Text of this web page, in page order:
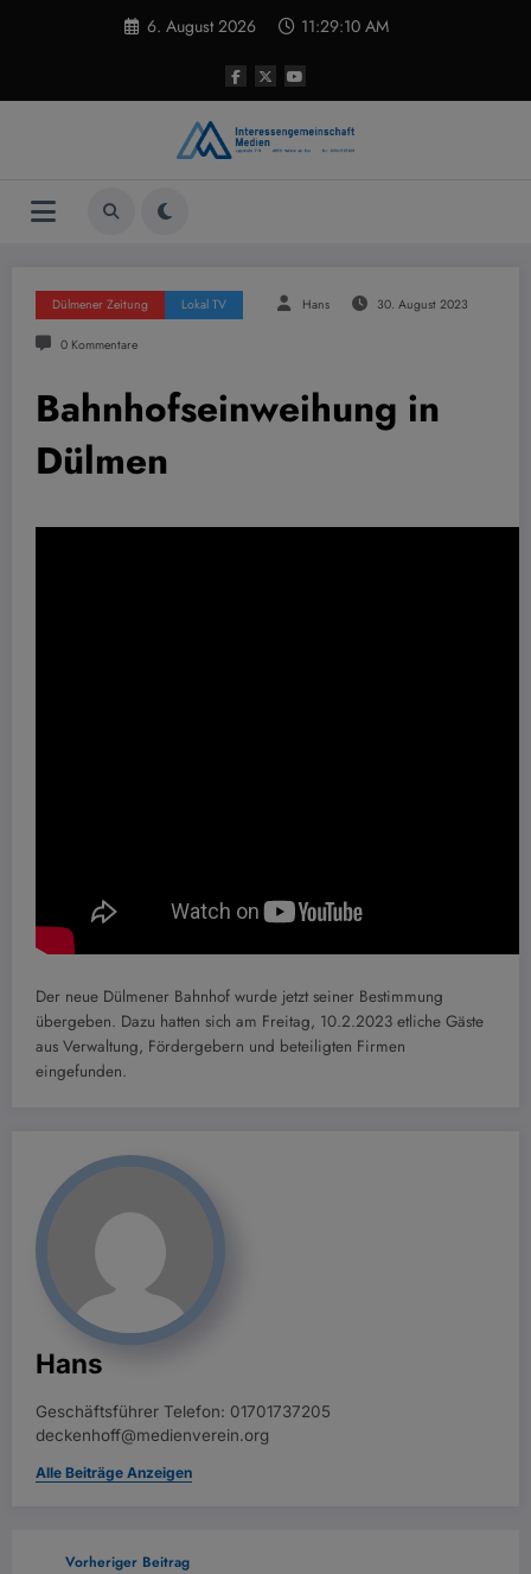
6. August 2026 11:29:11 AM
Dülmener Zeitung Lokal TV Hans 30. August 2023
0 Kommentare
Bahnhofseinweihung in
Dülmen
Der neue Dülmener Bahnhof wurde jetzt seiner Bestimmung
übergeben. Dazu hatten sich am Freitag, 10.2.2023 etliche Gäste
aus Verwaltung, Fördergebern und beteiligten Firmen
eingefunden.
Hans
Geschäftsführer Telefon: 01701737205
deckenhoff@medienverein.org
Alle Beiträge Anzeigen
Vorheriger Beitrag